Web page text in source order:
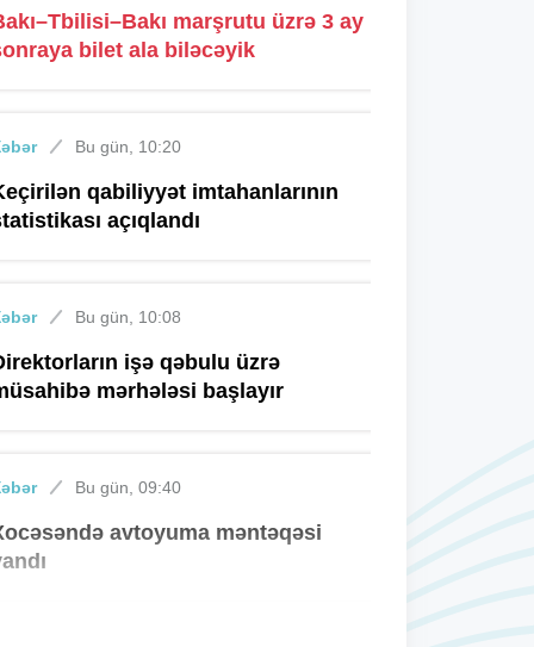
marşrutu üzrə 3 ay
bilet ala biləcəyik
Bu gün, 10:20
qabiliyyət imtahanlarının
açıqlandı
Bu gün, 10:08
işə qəbulu üzrə
mərhələsi başlayır
Bu gün, 09:40
avtoyuma məntəqəsi